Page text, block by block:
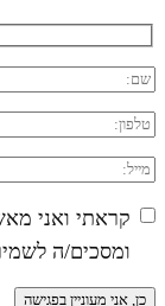
קראתי ואני
ומסכים/ה